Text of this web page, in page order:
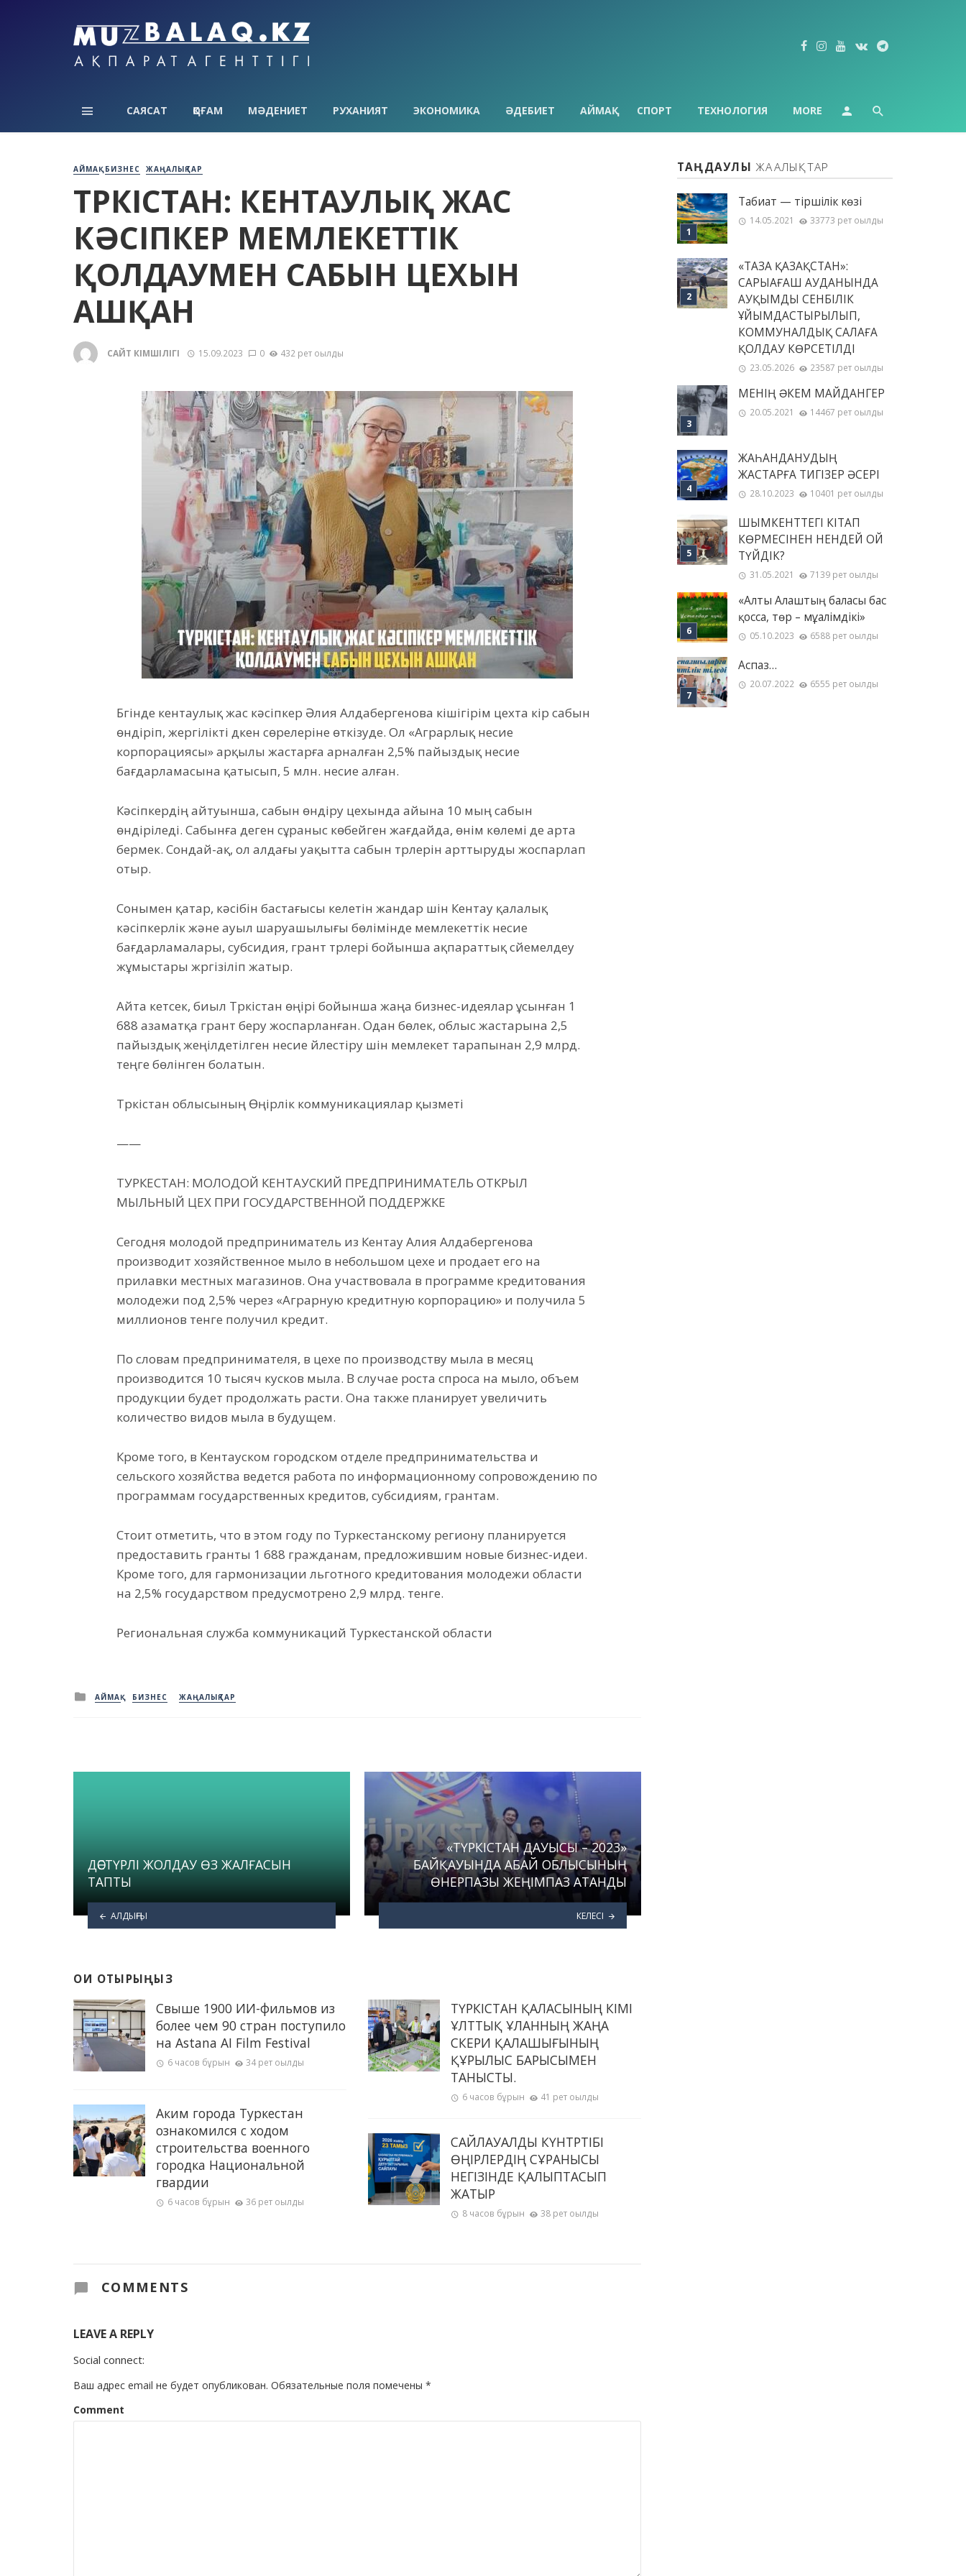
САЯСАТ ҚОҒАМ МӘДЕНИЕТ РУХАНИЯТ ЭКОНОМИКА ӘДЕБИЕТ АЙМАҚ СПОРТ ТЕХНОЛОГИЯ MORE
АЙМАҚ БИЗНЕС ЖАҢАЛЫҚТАР
ТҮРКІСТАН: КЕНТАУЛЫҚ ЖАС
КӘСІПКЕР МЕМЛЕКЕТТІК
ҚОЛДАУМЕН САБЫН ЦЕХЫН
АШҚАН
САЙТ ӘКІМШІЛІГІ 15.09.2023 0 432 рет оқылды
Бүгінде кентаулық жас кәсіпкер Әлия Алдабергенова кішігірім цехта кір сабын
өндіріп, жергілікті дүкен сөрелеріне өткізуде. Ол «Аграрлық несие
корпорациясы» арқылы жастарға арналған 2,5% пайыздық несие
бағдарламасына қатысып, 5 млн. несие алған.
Кәсіпкердің айтуынша, сабын өндіру цехында айына 10 мың сабын
өндіріледі. Сабынға деген сұраныс көбейген жағдайда, өнім көлемі де арта
бермек. Сондай-ақ, ол алдағы уақытта сабын түрлерін арттыруды жоспарлап
отыр.
Сонымен қатар, кәсібін бастағысы келетін жандар үшін Кентау қалалық
кәсіпкерлік және ауыл шаруашылығы бөлімінде мемлекеттік несие
бағдарламалары, субсидия, грант түрлері бойынша ақпараттық сүйемелдеу
жұмыстары жүргізіліп жатыр.
Айта кетсек, биыл Түркістан өңірі бойынша жаңа бизнес-идеялар ұсынған 1
688 азаматқа грант беру жоспарланған. Одан бөлек, облыс жастарына 2,5
пайыздық жеңілдетілген несие үйлестіру үшін мемлекет тарапынан 2,9 млрд.
теңге бөлінген болатын.
Түркістан облысының Өңірлік коммуникациялар қызметі
——
ТУРКЕСТАН: МОЛОДОЙ КЕНТАУСКИЙ ПРЕДПРИНИМАТЕЛЬ ОТКРЫЛ
МЫЛЬНЫЙ ЦЕХ ПРИ ГОСУДАРСТВЕННОЙ ПОДДЕРЖКЕ
Сегодня молодой предприниматель из Кентау Алия Алдабергенова
производит хозяйственное мыло в небольшом цехе и продает его на
прилавки местных магазинов. Она участвовала в программе кредитования
молодежи под 2,5% через «Аграрную кредитную корпорацию» и получила 5
миллионов тенге получил кредит.
По словам предпринимателя, в цехе по производству мыла в месяц
производится 10 тысяч кусков мыла. В случае роста спроса на мыло, объем
продукции будет продолжать расти. Она также планирует увеличить
количество видов мыла в будущем.
Кроме того, в Кентауском городском отделе предпринимательства и
сельского хозяйства ведется работа по информационному сопровождению по
программам государственных кредитов, субсидиям, грантам.
Стоит отметить, что в этом году по Туркестанскому региону планируется
предоставить гранты 1 688 гражданам, предложившим новые бизнес-идеи.
Кроме того, для гармонизации льготного кредитования молодежи области
на 2,5% государством предусмотрено 2,9 млрд. тенге.
Региональная служба коммуникаций Туркестанской области
Posted
in
АЙМАҚ БИЗНЕС ЖАҢАЛЫҚТАР
ДӘСТҮРЛІ ЖОЛДАУ ӨЗ ЖАЛҒАСЫН
ТАПТЫ
АЛДЫҢҒЫ
«ТҮРКІСТАН ДАУЫСЫ – 2023»
БАЙҚАУЫНДА АБАЙ ОБЛЫСЫНЫҢ
ӨНЕРПАЗЫ ЖЕҢІМПАЗ АТАНДЫ
КЕЛЕСІ
ОҚИ ОТЫРЫҢЫЗ
Свыше 1900 ИИ-фильмов из
более чем 90 стран поступило
на Astana AI Film Festival
6 часов бұрын 34 рет оқылды
Аким города Туркестан
ознакомился с ходом
строительства военного
городка Национальной
гвардии
6 часов бұрын 36 рет оқылды
ТҮРКІСТАН ҚАЛАСЫНЫҢ ӘКІМІ
ҰЛТТЫҚ ҰЛАННЫҢ ЖАҢА
ӘСКЕРИ ҚАЛАШЫҒЫНЫҢ
ҚҰРЫЛЫС БАРЫСЫМЕН
ТАНЫСТЫ.
6 часов бұрын 41 рет оқылды
САЙЛАУАЛДЫ КҮНТӘРТІБІ
ӨҢІРЛЕРДІҢ СҰРАНЫСЫ
НЕГІЗІНДЕ ҚАЛЫПТАСЫП
ЖАТЫР
8 часов бұрын 38 рет оқылды
COMMENTS
LEAVE A REPLY
Social connect:
Ваш адрес email не будет опубликован. Обязательные поля помечены *
Comment
ТАҢДАУЛЫ ЖАҢАЛЫҚТАР
Табиғат — тіршілік көзі
14.05.2021 33773 рет оқылды
«ТАЗА ҚАЗАҚСТАН»:
САРЫАҒАШ АУДАНЫНДА
АУҚЫМДЫ СЕНБІЛІК
ҰЙЫМДАСТЫРЫЛЫП,
КОММУНАЛДЫҚ САЛАҒА
ҚОЛДАУ КӨРСЕТІЛДІ
23.05.2026 23587 рет оқылды
МЕНІҢ ƏКЕМ МАЙДАНГЕР
20.05.2021 14467 рет оқылды
ЖАҺАНДАНУДЫҢ
ЖАСТАРҒА ТИГІЗЕР ӘСЕРІ
28.10.2023 10401 рет оқылды
ШЫМКЕНТТЕГІ КІТАП
КӨРМЕСІНЕН НЕНДЕЙ ОЙ
ТҮЙДІК?
31.05.2021 7139 рет оқылды
«Алты Алаштың баласы бас
қосса, төр – мұғалімдікі»
05.10.2023 6588 рет оқылды
Аспаз…
20.07.2022 6555 рет оқылды